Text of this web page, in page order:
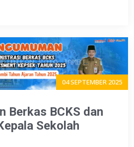
04 SEPTEMBER 2025
Berkas BCKS dan
Sekolah